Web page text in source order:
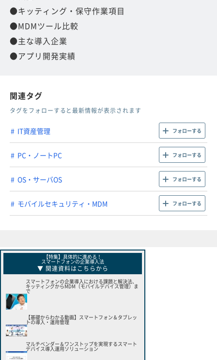
●キッティング・保守作業項目
●MDMツール比較
●主な導入企業
●アプリ開発実績
関連タグ
タグをフォローすると最新情報が表示されます
IT資産管理 フォローする
PC・ノートPC フォローする
OS・サーバOS フォローする
モバイルセキュリティ・MDM フォローする
【特集】具体的に進める！
スマートフォンの企業導入法
▼ 関連資料はこちらから
スマートフォンの企業導入における課題と解決法、
キッティングからMDM（モバイルデバイス管理）ま
で
【基礎からわかる動画】スマートフォン＆タブレッ
トの導入・運用管理
マルチベンダー＆ワンストップを実現するスマート
デバイス導入運用ソリューション